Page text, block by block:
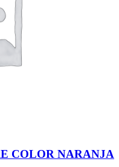
COLOR NARANJA